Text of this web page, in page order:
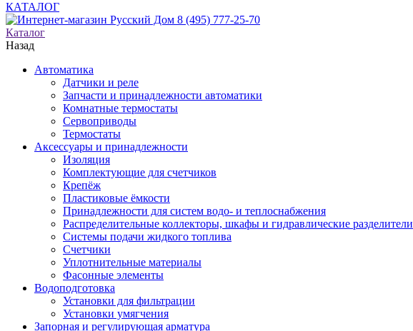
КАТАЛОГ
8 (495) 777-25-70
Каталог
Назад
Автоматика
Датчики и реле
Запчасти и принадлежности автоматики
Комнатные термостаты
Сервоприводы
Термостаты
Аксессуары и принадлежности
Изоляция
Комплектующие для счетчиков
Крепёж
Пластиковые ёмкости
Принадлежности для систем водо- и теплоснабжения
Распределительные коллекторы, шкафы и гидравлические разделители
Системы подачи жидкого топлива
Счетчики
Уплотнительные материалы
Фасонные элементы
Водоподготовка
Установки для фильтрации
Установки умягчения
Запорная и регулирующая арматура